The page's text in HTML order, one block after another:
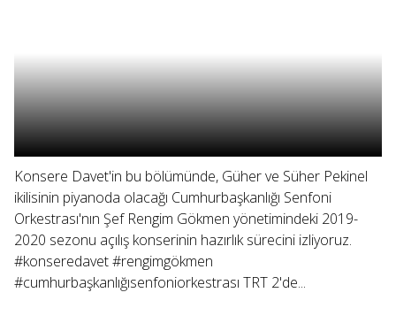
Konsere Davet'in bu bölümünde, Güher ve Süher Pekinel
ikilisinin piyanoda olacağı Cumhurbaşkanlığı Senfoni
Orkestrası'nın Şef Rengim Gökmen yönetimindeki 2019-
2020 sezonu açılış konserinin hazırlık sürecini izliyoruz.
#konseredavet #rengimgökmen
#cumhurbaşkanlığısenfoniorkestrası TRT 2'de...